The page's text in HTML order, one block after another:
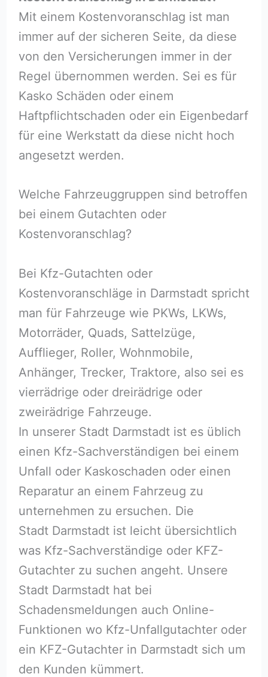
Mit einem Kostenvoranschlag ist man
immer auf der sicheren Seite, da diese
von den Versicherungen immer in der
Regel übernommen werden. Sei es für
Kasko Schäden oder einem
Haftpflichtschaden oder ein Eigenbedarf
für eine Werkstatt da diese nicht hoch
angesetzt werden.
Welche Fahrzeuggruppen sind betroffen
bei einem Gutachten oder
Kostenvoranschlag?
Bei Kfz-Gutachten oder
Kostenvoranschläge in Darmstadt spricht
man für Fahrzeuge wie PKWs, LKWs,
Motorräder, Quads, Sattelzüge,
Aufflieger, Roller, Wohnmobile,
Anhänger, Trecker, Traktore, also sei es
vierrädrige oder dreirädrige oder
zweirädrige Fahrzeuge.
In unserer Stadt Darmstadt ist es üblich
einen Kfz-Sachverständigen bei einem
Unfall oder Kaskoschaden oder einen
Reparatur an einem Fahrzeug zu
unternehmen zu ersuchen. Die
Stadt Darmstadt ist leicht übersichtlich
was Kfz-Sachverständige oder KFZ-
Gutachter zu suchen angeht. Unsere
Stadt Darmstadt hat bei
Schadensmeldungen auch Online-
Funktionen wo Kfz-Unfallgutachter oder
ein KFZ-Gutachter in Darmstadt sich um
den Kunden kümmert.